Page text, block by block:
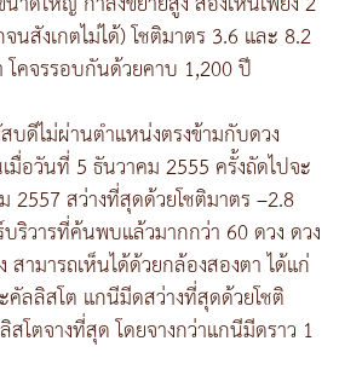
นสังเกตไม่ได้) โชติมาตร 3.6 และ 8.2
คจรรอบกันด้วยคาบ 1,200 ปี
ดีไม่ผ่านตำแหน่งตรงข้ามกับดวง
มื่อวันที่ 5 ธันวาคม 2555 ครั้งถัดไปจะ
2557 สว่างที่สุดด้วยโชติมาตร –2.8
วารที่ค้นพบแล้วมากกว่า 60 ดวง ดวง
ามารถเห็นได้ด้วยกล้องสองตา ได้แก่
คัลลิสโต แกนีมีดสว่างที่สุดด้วยโชติ
โตจางที่สุด โดยจางกว่าแกนีมีดราว 1